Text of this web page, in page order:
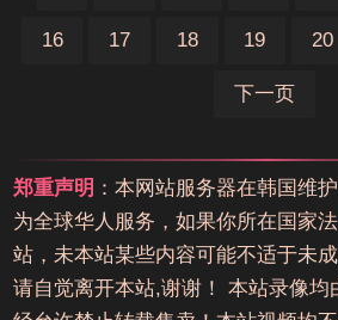
16 17 18 19 20
下一页
郑重声明 ：本网站服务器在韩国维
为全球华人服务，如果你所在国家
站，未本站某些内容可能不适于未
请自觉离开本站,谢谢！ 本站录像均